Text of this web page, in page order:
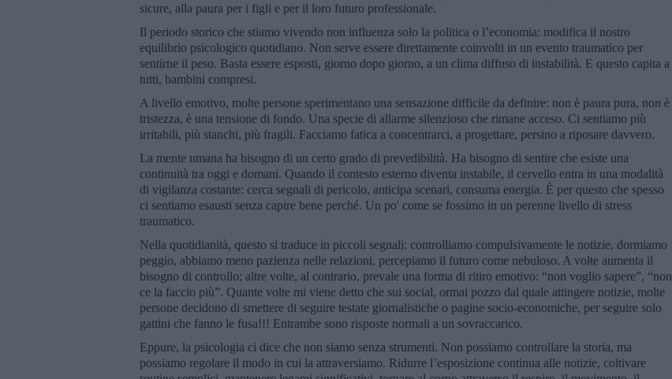
sicure, alla paura per i figli e per il loro futuro professionale.
Il periodo storico che stiamo vivendo non influenza solo la politica o l’economia: modifica il nostro
equilibrio psicologico quotidiano. Non serve essere direttamente coinvolti in un evento traumatico per
sentirne il peso. Basta essere esposti, giorno dopo giorno, a un clima diffuso di instabilità. E questo capita a
tutti, bambini compresi.
A livello emotivo, molte persone sperimentano una sensazione difficile da definire: non è paura pura, non è
tristezza, è una tensione di fondo. Una specie di allarme silenzioso che rimane acceso. Ci sentiamo più
irritabili, più stanchi, più fragili. Facciamo fatica a concentrarci, a progettare, persino a riposare davvero.
La mente umana ha bisogno di un certo grado di prevedibilità. Ha bisogno di sentire che esiste una
continuità tra oggi e domani. Quando il contesto esterno diventa instabile, il cervello entra in una modalità
di vigilanza costante: cerca segnali di pericolo, anticipa scenari, consuma energia. È per questo che spesso
ci sentiamo esausti senza capire bene perché. Un po' come se fossimo in un perenne livello di stress
traumatico.
Nella quotidianità, questo si traduce in piccoli segnali: controlliamo compulsivamente le notizie, dormiamo
peggio, abbiamo meno pazienza nelle relazioni, percepiamo il futuro come nebuloso. A volte aumenta il
bisogno di controllo; altre volte, al contrario, prevale una forma di ritiro emotivo: “non voglio sapere”, “non
ce la faccio più”. Quante volte mi viene detto che sui social, ormai pozzo dal quale attingere notizie, molte
persone decidono di smettere di seguire testate giornalistiche o pagine socio-economiche, per seguire solo
gattini che fanno le fusa!!! Entrambe sono risposte normali a un sovraccarico.
Eppure, la psicologia ci dice che non siamo senza strumenti. Non possiamo controllare la storia, ma
possiamo regolare il modo in cui la attraversiamo. Ridurre l’esposizione continua alle notizie, coltivare